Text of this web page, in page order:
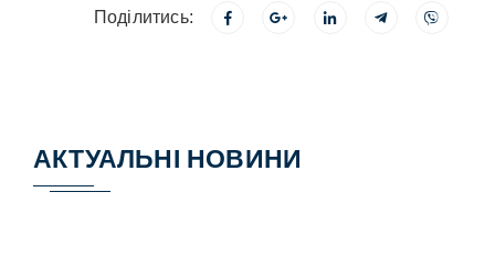
Поділитись:
АКТУАЛЬНІ НОВИНИ